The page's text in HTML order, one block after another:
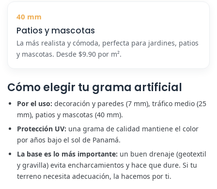
40 mm
Patios y mascotas
La más realista y cómoda, perfecta para jardines, patios
y mascotas. Desde $9.90 por m².
Cómo elegir tu grama artificial
Por el uso: decoración y paredes (7 mm), tráfico medio (25
mm), patios y mascotas (40 mm).
Protección UV: una grama de calidad mantiene el color
por años bajo el sol de Panamá.
La base es lo más importante: un buen drenaje (geotextil
y gravilla) evita encharcamientos y hace que dure. Si tu
terreno necesita adecuación, la hacemos por ti.